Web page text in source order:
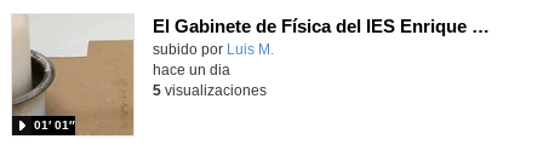
El Gabinete de Física del IES Enrique Tierno Galván de Parla (Curso 25-26)
Contenido educativo.
subido por Luis M.
01′ 01″
hace un dia
5visualizaciones